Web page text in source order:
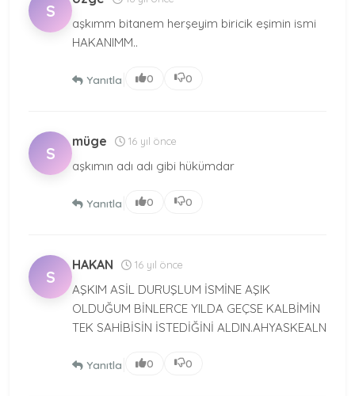
S
aşkımm bitanem herşeyim biricik eşimin ismi
HAKANIMM..
Yanıtla 0 0
S
müge 16 yıl önce
aşkımın adı adı gibi hükümdar
Yanıtla 0 0
S
HAKAN 16 yıl önce
AŞKIM ASİL DURUŞLUM İSMİNE AŞIK
OLDUĞUM BİNLERCE YILDA GEÇSE KALBİMİN
TEK SAHİBİSİN İSTEDİĞİNİ ALDIN.AHYASKEALN
Yanıtla 0 0